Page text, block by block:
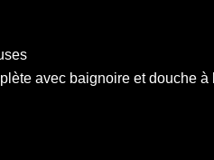
avec baignoire et douche à